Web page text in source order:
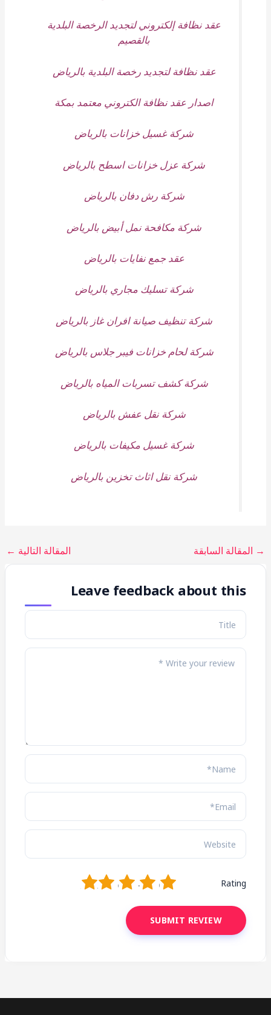
عقد نظافة إلكتروني لتجديد الرخصة البلدية
بالقصيم
عقد نظافة لتجديد رخصة البلدية بالرياض
اصدار عقد نظافة الكتروني معتمد بمكة
شركة غسيل خزانات بالرياض
شركة عزل خزانات اسطح بالرياض
شركة رش دفان بالرياض
شركة مكافحة نمل أبيض بالرياض
عقد جمع نفايات بالرياض
شركة تسليك مجاري بالرياض
شركة تنظيف صيانة افران غاز بالرياض
شركة لحام خزانات فيبر جلاس بالرياض
شركة كشف تسربات المياه بالرياض
شركة نقل عفش بالرياض
شركة غسيل مكيفات بالرياض
شركة نقل اثاث تخزين بالرياض
→ المقالة السابقة المقالة التالية ←
Leave feedback about this
Rating
5
4
3
2